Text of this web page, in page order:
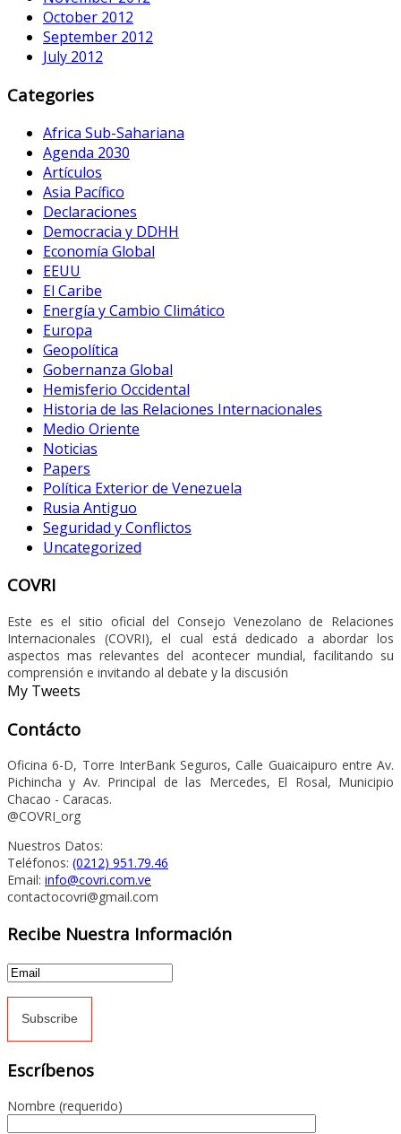
October 2012
September 2012
July 2012
Categories
Africa Sub-Sahariana
Agenda 2030
Artículos
Asia Pacífico
Declaraciones
Democracia y DDHH
Economía Global
EEUU
El Caribe
Energía y Cambio Climático
Europa
Geopolítica
Gobernanza Global
Hemisferio Occidental
Historia de las Relaciones Internacionales
Medio Oriente
Noticias
Papers
Política Exterior de Venezuela
Rusia Antiguo
Seguridad y Conflictos
Uncategorized
COVRI
Este es el sitio oficial del Consejo Venezolano de Relaciones
Internacionales (COVRI), el cual está dedicado a abordar los
aspectos mas relevantes del acontecer mundial, facilitando su
comprensión e invitando al debate y la discusión
My Tweets
Contácto
Oficina 6-D, Torre InterBank Seguros, Calle Guaicaipuro entre Av.
Pichincha y Av. Principal de las Mercedes, El Rosal, Municipio
Chacao - Caracas.
@COVRI_org
Nuestros Datos:
Teléfonos: (0212) 951.79.46
Email: info@covri.com.ve
contactocovri@gmail.com
Recibe Nuestra Información
Escríbenos
Nombre (requerido)